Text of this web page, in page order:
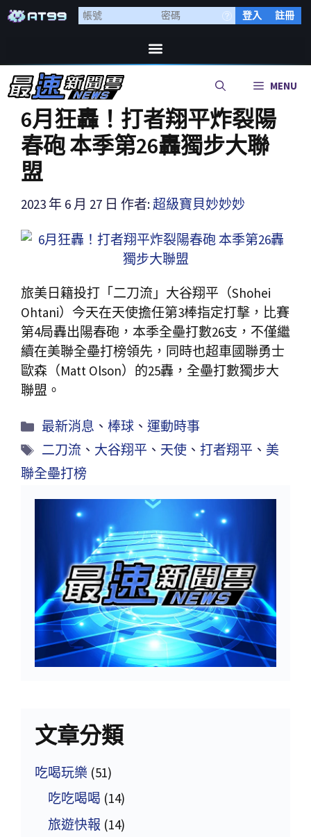
登入 註冊
MENU
6月狂轟！打者翔平炸裂陽
春砲 本季第26轟獨步大聯
盟
2023 年 6 月 27 日 作者: 超級寶貝妙妙妙
旅美日籍投打「二刀流」大谷翔平（Shohei
Ohtani）今天在天使擔任第3棒指定打擊，比賽
第4局轟出陽春砲，本季全壘打數26支，不僅繼
續在美聯全壘打榜領先，同時也超車國聯勇士
歐森（Matt Olson）的25轟，全壘打數獨步大
聯盟。
最新消息 、棒球 、運動時事
二刀流 、 大谷翔平 、 天使 、打者翔平 、 美
聯全壘打榜
文章分類
吃喝玩樂 (51)
吃吃喝喝 (14)
旅遊快報 (14)